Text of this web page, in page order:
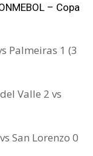
– Copa
Palmeiras 1 (3
Valle 2 vs
San Lorenzo 0